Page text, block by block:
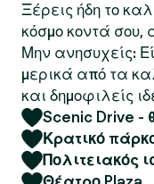
Ξέρεις ήδη το
κόσμο κοντά
Μην ανησυχείς:
μερικά από τα
και δημοφιλείς
Scenic Drive -
Κρατικό
Πολιτειακός